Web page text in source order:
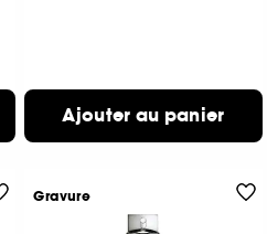
Ajouter au panier
Gravure